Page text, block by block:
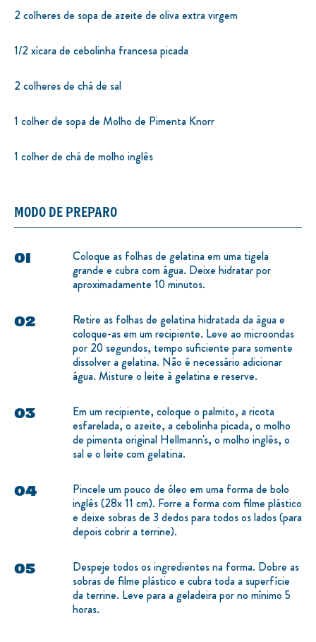
2 colheres de sopa de azeite de oliva extra virgem
1/2 xícara de cebolinha francesa picada
2 colheres de chá de sal
1 colher de sopa de Molho de Pimenta Knorr
1 colher de chá de molho inglês
MODO DE PREPARO
Coloque as folhas de gelatina em uma tigela
grande e cubra com água. Deixe hidratar por
aproximadamente 10 minutos.
Retire as folhas de gelatina hidratada da água e
coloque-as em um recipiente. Leve ao microondas
por 20 segundos, tempo suficiente para somente
dissolver a gelatina. Não é necessário adicionar
água. Misture o leite à gelatina e reserve.
Em um recipiente, coloque o palmito, a ricota
esfarelada, o azeite, a cebolinha picada, o molho
de pimenta original Hellmann's, o molho inglês, o
sal e o leite com gelatina.
Pincele um pouco de óleo em uma forma de bolo
inglês (28x 11 cm). Forre a forma com filme plástico
e deixe sobras de 3 dedos para todos os lados (para
depois cobrir a terrine).
Despeje todos os ingredientes na forma. Dobre as
sobras de filme plástico e cubra toda a superfície
da terrine. Leve para a geladeira por no mínimo 5
horas.